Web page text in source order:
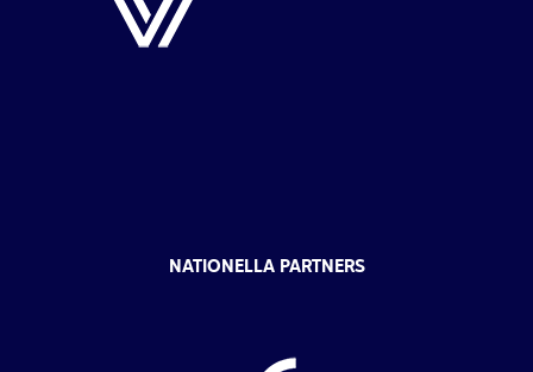
NATIONELLA PARTNERS